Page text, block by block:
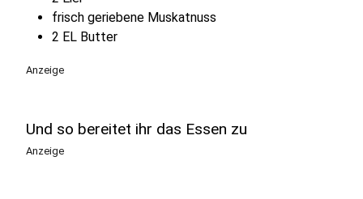
frisch geriebene Muskatnuss
2 EL Butter
Anzeige
Und so bereitet ihr das Essen zu
Anzeige